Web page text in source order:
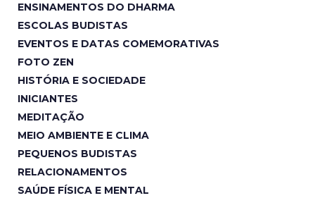
ENSINAMENTOS DO DHARMA
ESCOLAS BUDISTAS
EVENTOS E DATAS COMEMORATIVAS
FOTO ZEN
HISTÓRIA E SOCIEDADE
INICIANTES
MEDITAÇÃO
MEIO AMBIENTE E CLIMA
PEQUENOS BUDISTAS
RELACIONAMENTOS
SAÚDE FÍSICA E MENTAL